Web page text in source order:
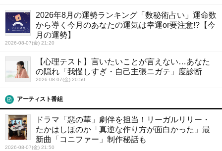
2026年8月の運勢ランキング「数秘術占い」運命数
から導く今月のあなたの運気は幸運or要注意!?【今
月の運勢】
2026-08-07(金) 21:20
【心理テスト】言いたいことが言えない…あなた
の隠れ「我慢しすぎ・自己主張ニガテ」度診断
2026-08-07(金) 20:50
アーティスト番組
ドラマ「惡の華」劇伴を担当！リーガルリリー・
たかはしほのか「真逆な作り方が面白かった」最
新曲「コニファー」制作秘話も
2026-08-07(金) 21:50